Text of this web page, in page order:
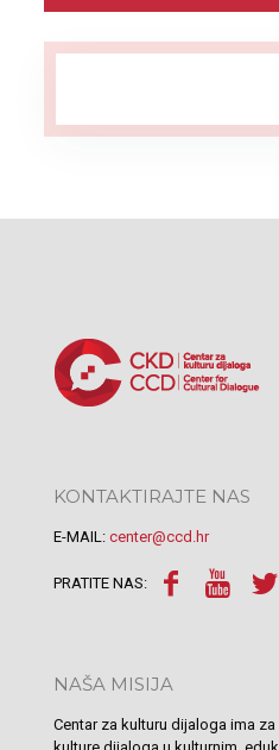
KONTAKTIRAJTE NAS
E-MAIL: center@ccd.hr
PRATITE NAS:
NAŠA MISIJA
Centar za kulturu dijaloga ima